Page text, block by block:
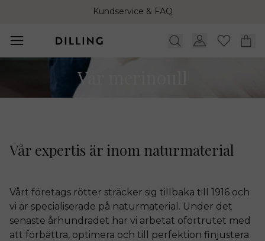
Kundservice & FAQ
Ekologisk merinoull för dig och din familj
Vår merinoull
Vår expertis är inom naturmaterial
Vårt företags rötter sträcker sig tillbaka till 1916 och
vi är specialiserade på naturmaterial. Under det
senaste århundradet har vi arbetat oförtrutet med
att förbättra, optimera och till perfektion finjustera